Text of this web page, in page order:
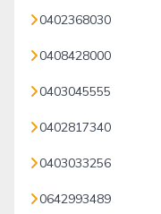
0402368030
0408428000
0403045555
0402817340
0403033256
0642993489